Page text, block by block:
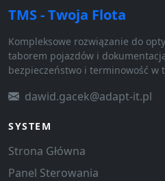
TMS - Twoja Flota
Kompleksowe rozwiązanie do
taborem pojazdów i
bezpieczeństwo i terminowość w
dawid.gacek@adapt-it.pl
SYSTEM
Strona Główna
Panel Sterowania